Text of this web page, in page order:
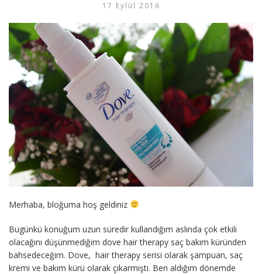
17 Eylül 2016
Merhaba, bloğuma hoş geldiniz
Bugünkü konuğum uzun süredir kullandığım aslında çok etkili
olacağını düşünmediğim dove hair therapy saç bakım küründen
bahsedeceğim. Dove, hair therapy serisi olarak şampuan, saç
kremi ve bakım kürü olarak çıkarmıştı. Ben aldığım dönemde